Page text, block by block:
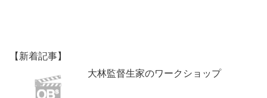
【新着記事】
大林監督生家のワークショップ